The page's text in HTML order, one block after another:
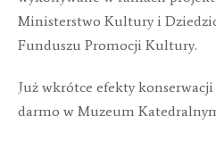
Ministerstwo Kultury i
Funduszu Promocji Kultury.
Już wkrótce efekty
darmo w Muzeum